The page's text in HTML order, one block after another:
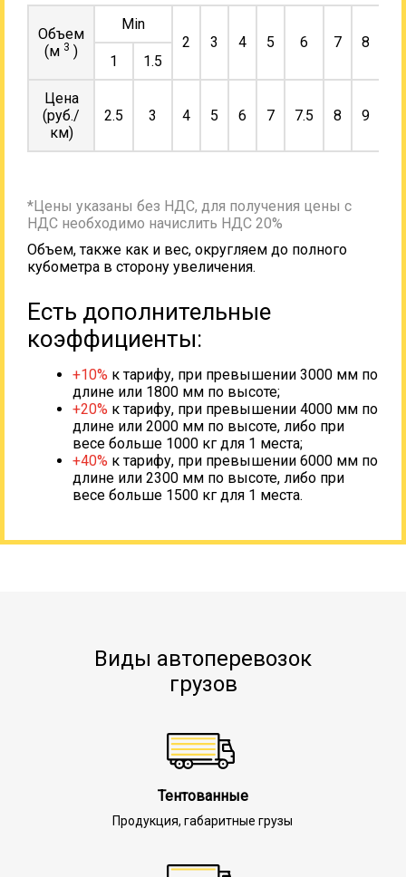
Объем
(м 3 )
Min
2
3 4 5 6 7 8
1
1.5
Цена
(руб./
км)
2.5 3 4 5 6 7 7.5 8 9
*Цены указаны без НДС, для получения цены с
НДС необходимо начислить НДС 20%
Объем, также как и вес, округляем до полного
кубометра в сторону увеличения.
Есть дополнительные
коэффициенты:
+10% к тарифу, при превышении 3000 мм по
длине или 1800 мм по высоте;
+20% к тарифу, при превышении 4000 мм по
длине или 2000 мм по высоте, либо при
весе больше 1000 кг для 1 места;
+40% к тарифу, при превышении 6000 мм по
длине или 2300 мм по высоте, либо при
весе больше 1500 кг для 1 места.
Виды автоперевозок
грузов
Тентованные
Продукция, габаритные грузы